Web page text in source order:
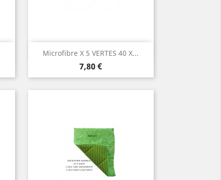
Microfibre X 5 VERTES 40 X...
Prix
7,80 €
Aperçu rapide